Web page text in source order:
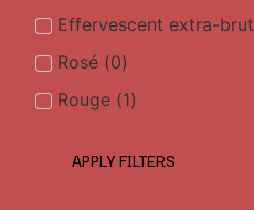
Effervescent extra-brut
Rosé (0)
Rouge (1)
APPLY FILTERS